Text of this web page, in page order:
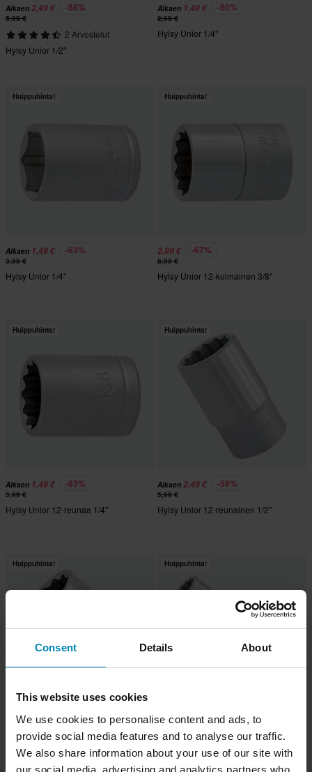
Consent Details About
This website uses cookies
We use cookies to personalise content and ads, to
provide social media features and to analyse our traffic.
We also share information about your use of our site with
our social media, advertising and analytics partners who
Alkaen 2,49 € -58%
5,99 €
2 Arvostelut
Hylsy Unior 1/2"
Alkaen 1,49 € -50%
2,99 €
Hylsy Unior 1/4"
Huippuhinta!
Alkaen 1,49 € -63%
3,99 €
Hylsy Unior 1/4"
Huippuhinta!
2,99 € -67%
8,99 €
Hylsy Unior 12-kulmainen 3/8"
Huippuhinta!
Alkaen 1,49 € -63%
3,99 €
Hylsy Unior 12-reunaa 1/4"
Huippuhinta!
Alkaen 2,49 € -58%
5,99 €
Hylsy Unior 12-reunainen 1/2"
Huippuhinta!
Alkaen1,99 € -60%
Hylsy Unior 12-reunainen 3/8"
Huippuhinta!
Alkaen4,99 € -62%
Hylsy Unior 12-reunainen Pitkä Malli
1/2"